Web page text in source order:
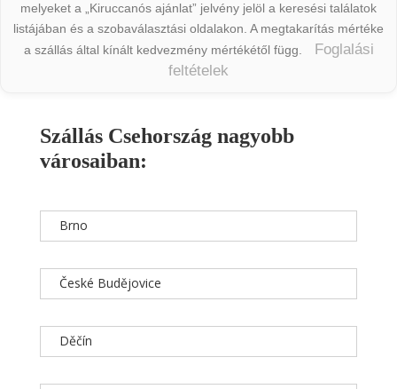
melyeket a „Kiruccanós ajánlat” jelvény jelöl a keresési találatok
listájában és a szobaválasztási oldalakon. A megtakarítás mértéke
a szállás által kínált kedvezmény mértékétől függ.
Foglalási
feltételek
Szállás Csehország nagyobb
városaiban:
Brno
České Budějovice
Děčín